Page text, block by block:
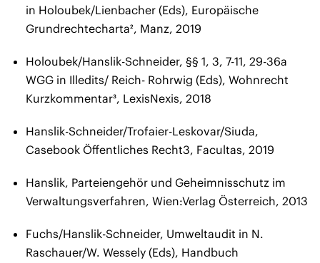
in Holoubek/Lienbacher (Eds), Europäische
Grundrechtecharta², Manz, 2019
Holoubek/Hanslik-Schneider, §§ 1, 3, 7-11, 29-36a
WGG in Illedits/ Reich- Rohrwig (Eds), Wohnrecht
Kurzkommentar³, LexisNexis, 2018
Hanslik-Schneider/Trofaier-Leskovar/Siuda,
Casebook Öffentliches Recht3, Facultas, 2019
Hanslik, Parteiengehör und Geheimnisschutz im
Verwaltungsverfahren, Wien:Verlag Österreich, 2013
Fuchs/Hanslik-Schneider, Umweltaudit in N.
Raschauer/W. Wessely (Eds), Handbuch